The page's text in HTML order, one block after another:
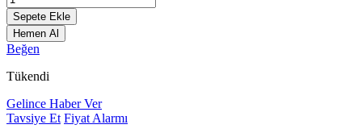
Sepete Ekle
Hemen Al
Beğen
Tükendi
Gelince Haber Ver
Tavsiye Et Fiyat Alarmı